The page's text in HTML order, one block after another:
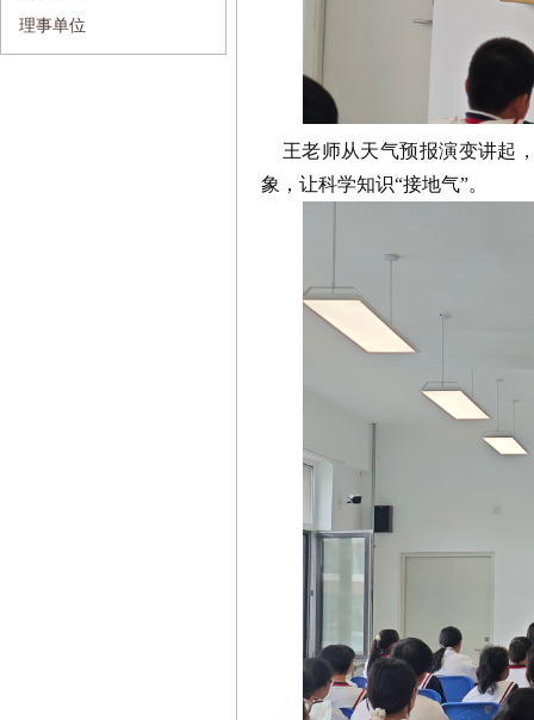
理事单位
王老师从天气预报演变讲起
象，让科学知识“接地气”。